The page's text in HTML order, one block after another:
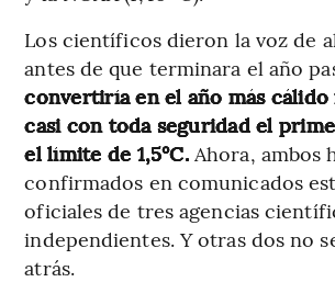
Los científicos dieron la voz de
antes de que terminara el año
convertiría en el año más
casi con toda seguridad el
el límite de 1,5°C.Ahora, ambos
confirmados en comunicados
oficiales de tres agencias
independientes. Y otras dos no
atrás.